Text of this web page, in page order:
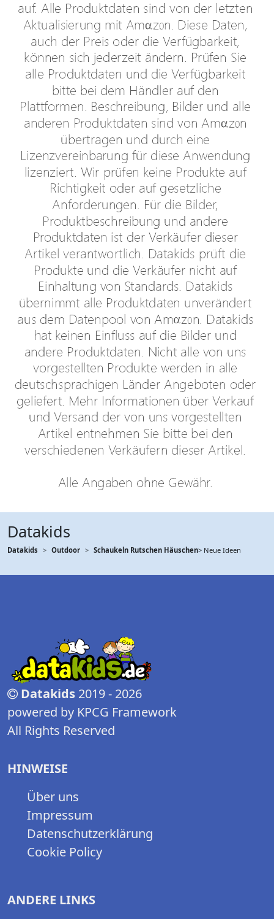
Datakids
Datakids Outdoor Schaukeln Rutschen Häuschen> Neue Ideen
Datakids 2019 - 2026
powered by KPCG Framework
All Rights Reserved
HINWEISE
Über uns
Impressum
Datenschutzerklärung
Cookie Policy
ANDERE LINKS